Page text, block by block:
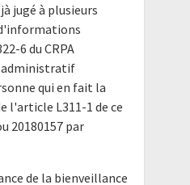
jugé à plusieurs
6 du CRPA
qui en fait la
l'article L311-1 de ce
20180157 par
de la bienveillance